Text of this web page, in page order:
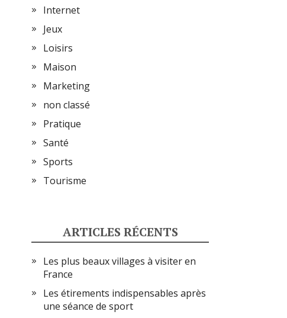
Internet
Jeux
Loisirs
Maison
Marketing
non classé
Pratique
Santé
Sports
Tourisme
ARTICLES RÉCENTS
Les plus beaux villages à visiter en
France
Les étirements indispensables après
une séance de sport